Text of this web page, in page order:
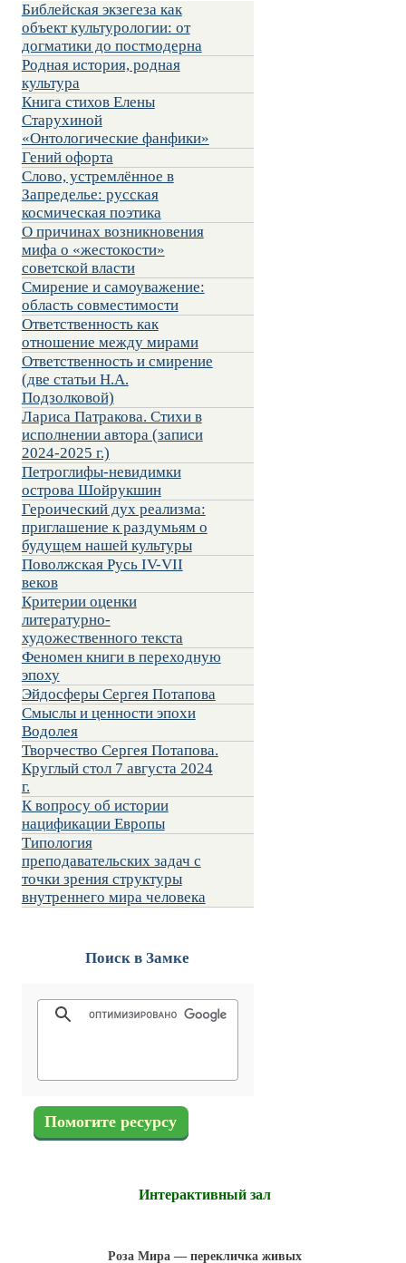
Библейская экзегеза как
объект культурологии: от
догматики до постмодерна
Родная история, родная
культура
Книга стихов Елены
Старухиной
«Онтологические фанфики»
Гений офорта
Слово, устремлённое в
Запределье: русская
космическая поэтика
О причинах возникновения
мифа о «жестокости»
советской власти
Смирение и самоуважение:
область совместимости
Ответственность как
отношение между мирами
Ответственность и смирение
(две статьи Н.А.
Подзолковой)
Лариса Патракова. Стихи в
исполнении автора (записи
2024-2025 г.)
Петроглифы-невидимки
острова Шойрукшин
Героический дух реализма:
приглашение к раздумьям о
будущем нашей культуры
Поволжская Русь IV-VII
веков
Критерии оценки
литературно-
художественного текста
Феномен книги в переходную
эпоху
Эйдосферы Сергея Потапова
Смыслы и ценности эпохи
Водолея
Творчество Сергея Потапова.
Круглый стол 7 августа 2024
г.
К вопросу об истории
нацификации Европы
Типология
преподавательских задач с
точки зрения структуры
внутреннего мира человека
Поиск в Замке
Интерактивный зал
Роза Мира — перекличка живых
Помогите ресурсу